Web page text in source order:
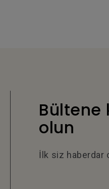
Bültene
olun
İlk siz haberdar